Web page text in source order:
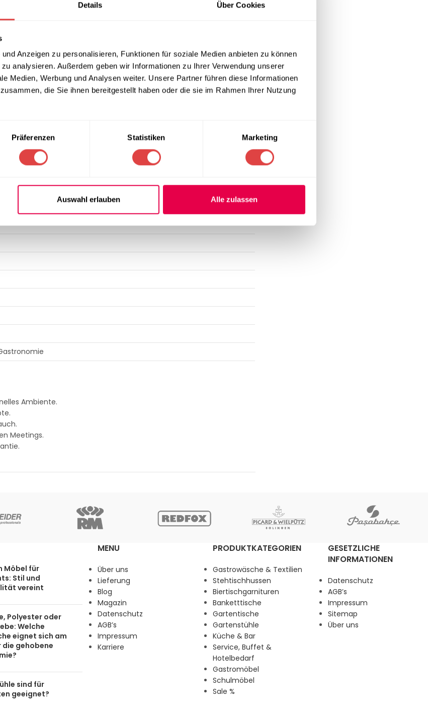
Details Über Cookies
Anzeigen zu personalisieren, Funktionen für soziale Medien anbieten zu können
analysieren. Außerdem geben wir Informationen zu Ihrer Verwendung unserer
Medien, Werbung und Analysen weiter. Unsere Partner führen diese Informationen
die Sie ihnen bereitgestellt haben oder die sie im Rahmen Ihrer Nutzung
Präferenzen Statistiken Marketing
Auswahl erlauben Alle zulassen
von bis zu 4 Stück
angepasst werden muss. Das robuste Gestell ve die sorgfältig
im Gastronomiealltag. Zur Ergänzung Ihrer professionellen
.
BL optimale Maße für verschiedenste Tischkonfigurationen. Die
unempfindlich gegenüber täglichen Beanspruchungen. Die Qualität
es zu einer sicheren Investition für Ihren Betrieb macht. Passende
unterGastromöbel
Ambiente.
Meetings.
Möbel für
Stil und
vereint
Polyester oder
Welche
eignet sich am
die gehobene
sind für
geeignet?
MENU
Über uns
Lieferung
Blog
Magazin
Datenschutz
AGB’s
Impressum
Karriere
PRODUKTKATEGORIEN
Gastrowäsche & Textilien
Stehtischhussen
Biertischgarnituren
Banketttische
Gartentische
Gartenstühle
Küche & Bar
Service, Buffet &
Hotelbedarf
Gastromöbel
Schulmöbel
Sale %
GESETZLICHE
INFORMATIONEN
Datenschutz
AGB’s
Impressum
Sitemap
Über uns